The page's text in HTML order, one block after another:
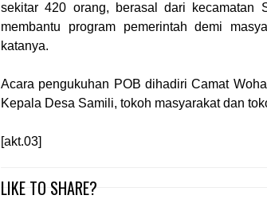
sekitar 420 orang, berasal dari kecamatan
membantu program pemerintah demi
katanya.
Acara pengukuhan POB dihadiri Camat
Kepala Desa Samili, tokoh masyarakat dan
[akt.03]
LIKE TO SHARE?